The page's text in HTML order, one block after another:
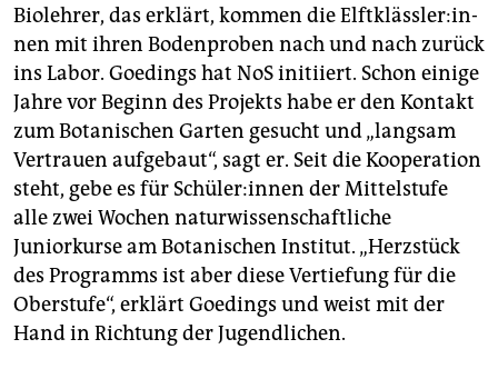
Biolehrer, das erklärt, kommen die Elft­kläss­le­r:in­
nen mit ihren Bodenproben nach und nach zurück
ins Labor. Goedings hat NoS initiiert. Schon einige
Jahre vor Beginn des Projekts habe er den Kontakt
zum Botanischen Garten gesucht und „langsam
Vertrauen aufgebaut“, sagt er. Seit die Kooperation
steht, gebe es für Schü­le­r:in­nen der Mittelstufe
alle zwei Wochen naturwissenschaftliche
Juniorkurse am Botanischen Institut. „Herzstück
des Programms ist aber diese Vertiefung für die
Oberstufe“, erklärt Goedings und weist mit der
Hand in Richtung der Jugendlichen.